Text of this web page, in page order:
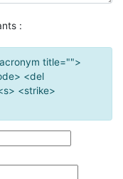
:
title="">
<del
<strike>